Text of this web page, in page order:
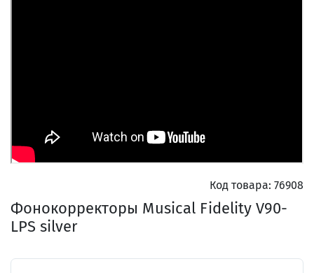
Код товара: 76908
Фонокорректоры Musical Fidelity V90-
LPS silver